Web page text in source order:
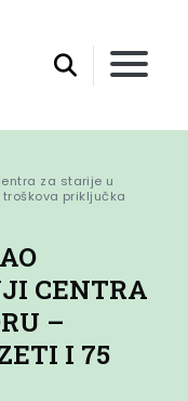
za starije u
priključka
CENTRA
–
I 75